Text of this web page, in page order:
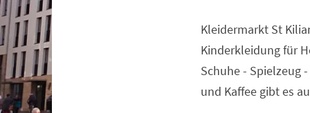
Kleidermarkt St
Kinderkleidung für
Schuhe - Spielzeug
und Kaffee gibt es